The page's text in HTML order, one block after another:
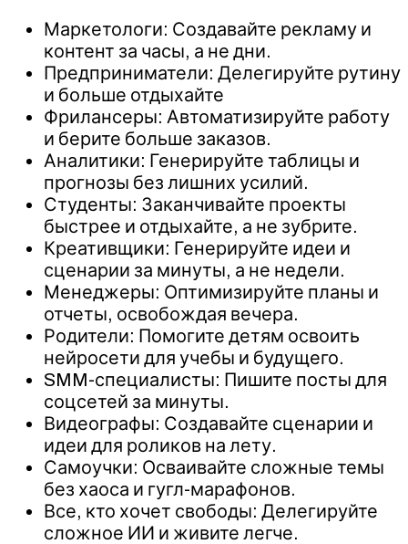
Маркетологи: Создавайте рекламу и
контент за часы, а не дни.
Предприниматели: Делегируйте рутину
и больше отдыхайте
Фрилансеры: Автоматизируйте работу
и берите больше заказов.
Аналитики: Генерируйте таблицы и
прогнозы без лишних усилий.
Студенты: Заканчивайте проекты
быстрее и отдыхайте, а не зубрите.
Креативщики: Генерируйте идеи и
сценарии за минуты, а не недели.
Менеджеры: Оптимизируйте планы и
отчеты, освобождая вечера.
Родители: Помогите детям освоить
нейросети для учебы и будущего.
SMM-специалисты: Пишите посты для
соцсетей за минуты.
Видеографы: Создавайте сценарии и
идеи для роликов на лету.
Самоучки: Осваивайте сложные темы
без хаоса и гугл-марафонов.
Все, кто хочет свободы: Делегируйте
сложное ИИ и живите легче.